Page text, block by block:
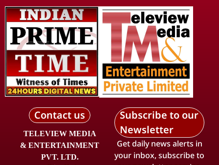
Contact us
TELEVIEW MEDIA
& ENTERTAINMENT
PVT. LTD.
Subscribe to our
Newsletter
Get daily news alerts in
your inbox, subscribe to